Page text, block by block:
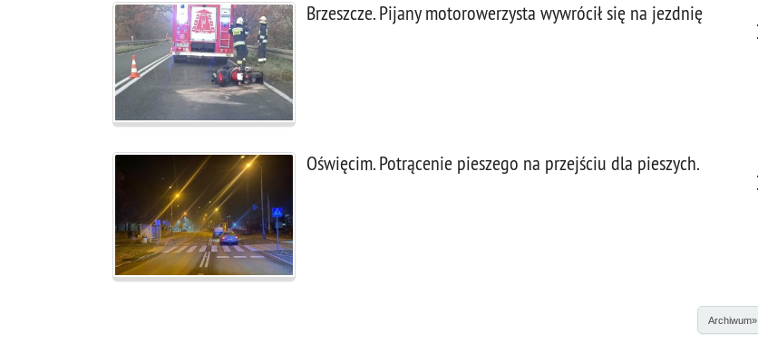
Brzeszcze. Pijany motorowerzysta wywrócił się na jezdnię
Oświęcim. Potrącenie pieszego na przejściu dla pieszych.
Archiwum»